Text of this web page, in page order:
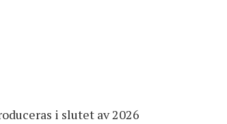
i slutet av 2026